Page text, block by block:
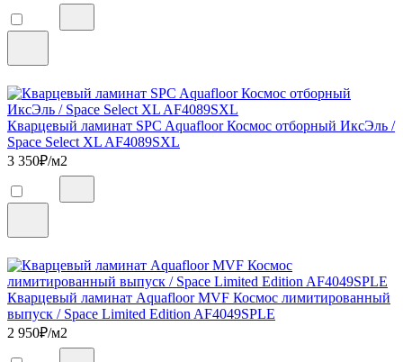
Кварцевый ламинат SPC Aquafloor Космос отборный ИксЭль /
Space Select XL AF4089SXL
3 350₽/м2
Кварцевый ламинат Aquafloor MVF Космос лимитированный
выпуск / Space Limited Edition AF4049SPLE
2 950₽/м2